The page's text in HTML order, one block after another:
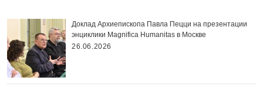
Доклад Архиепископа Павла Пецци на презентации
энциклики Magnifica Нumanitas в Москве
26.06.2026